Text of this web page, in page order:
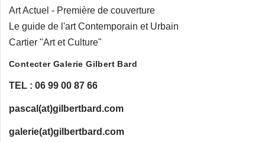
Art Actuel - Première de couverture
Le guide de l'art Contemporain et Urbain
Cartier "Art et Culture"
Contecter Galerie Gilbert Bard
TEL : 06 99 00 87 66
pascal(at)gilbertbard.com
galerie(at)gilbertbard.com